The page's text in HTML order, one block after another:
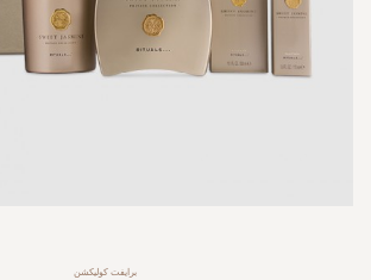
برايفت كوليكشن